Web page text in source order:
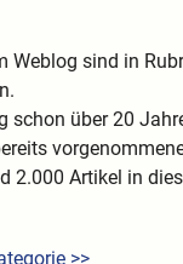
Weblog sind in
schon über 20
2.000 Artikel in
>>